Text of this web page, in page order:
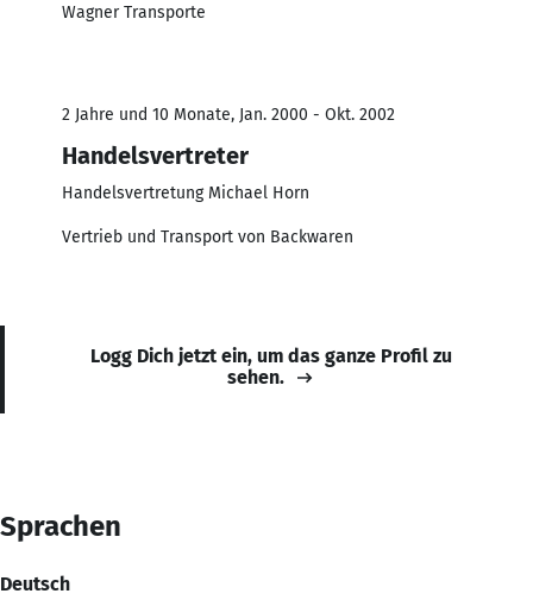
Wagner Transporte
2 Jahre und 10 Monate, Jan. 2000 - Okt. 2002
Handelsvertreter
Handelsvertretung Michael Horn
Vertrieb und Transport von Backwaren
Logg Dich jetzt ein, um das ganze Profil zu
sehen.
Sprachen
Deutsch